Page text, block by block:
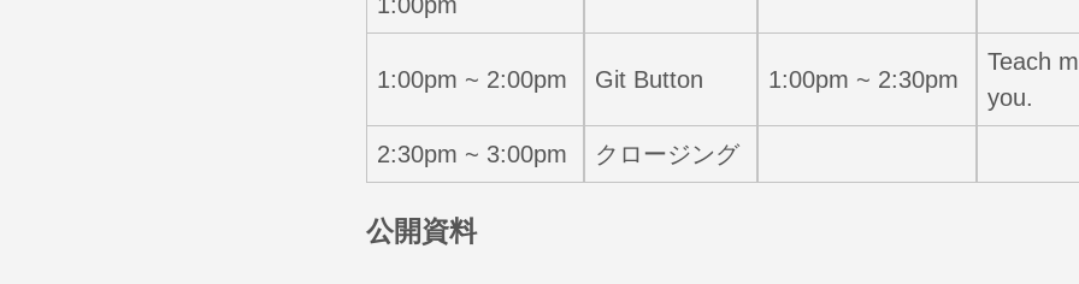
1:00pm ~ 2:00pm Git Button 1:00pm ~ 2:30pm
Teach
you.
2:30pm ~ 3:00pm クロージング
公開資料